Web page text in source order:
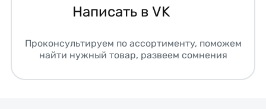
Написать в VK
Проконсультируем по ассортименту, поможем
найти нужный товар, развеем сомнения